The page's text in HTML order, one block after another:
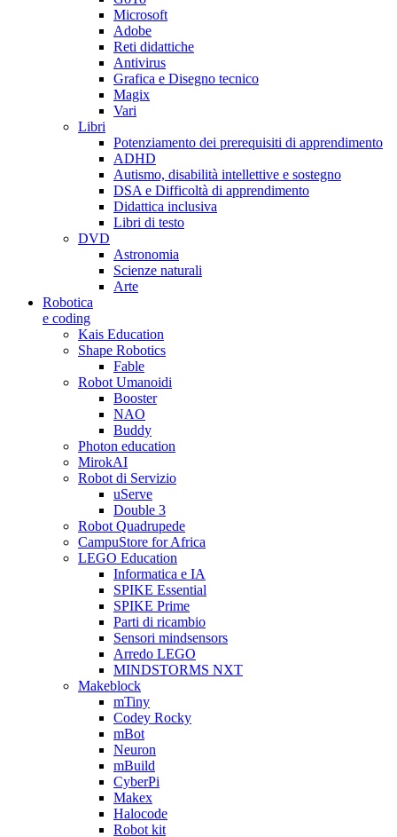
Microsoft
Adobe
Reti didattiche
Antivirus
Grafica e Disegno tecnico
Magix
Vari
Libri
Potenziamento dei prerequisiti di apprendimento
ADHD
Autismo, disabilità intellettive e sostegno
DSA e Difficoltà di apprendimento
Didattica inclusiva
Libri di testo
DVD
Astronomia
Scienze naturali
Arte
Robotica
e coding
Kais Education
Shape Robotics
Fable
Robot Umanoidi
Booster
NAO
Buddy
Photon education
MirokAI
Robot di Servizio
uServe
Double 3
Robot Quadrupede
CampuStore for Africa
LEGO Education
Informatica e IA
SPIKE Essential
SPIKE Prime
Parti di ricambio
Sensori mindsensors
Arredo LEGO
MINDSTORMS NXT
Makeblock
mTiny
Codey Rocky
mBot
Neuron
mBuild
CyberPi
Makex
Halocode
Robot kit